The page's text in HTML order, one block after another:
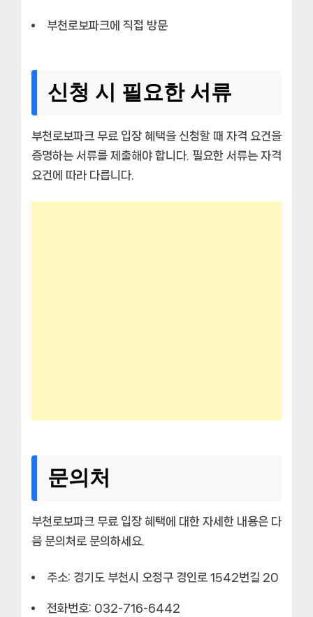
부천로보파크에 직접 방문
신청 시 필요한 서류
부천로보파크 무료 입장 혜택을 신청할 때 자격 요건을
증명하는 서류를 제출해야 합니다. 필요한 서류는 자격
요건에 따라 다릅니다.
문의처
부천로보파크 무료 입장 혜택에 대한 자세한 내용은 다
음 문의처로 문의하세요.
주소: 경기도 부천시 오정구 경인로 1542번길 20
전화번호: 032-716-6442